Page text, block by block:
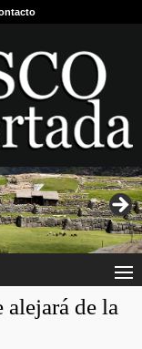
de la